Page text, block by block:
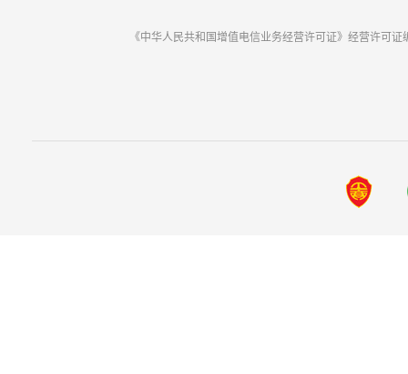
《中华人民共和国增值电信业务经营许可证》经营许可